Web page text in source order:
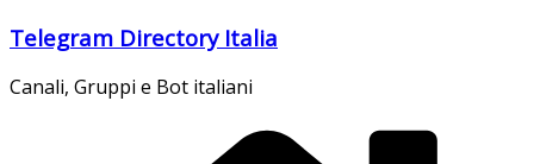
Salta
contenuto
Telegram Directory Italia
Canali, Gruppi e Bot italiani